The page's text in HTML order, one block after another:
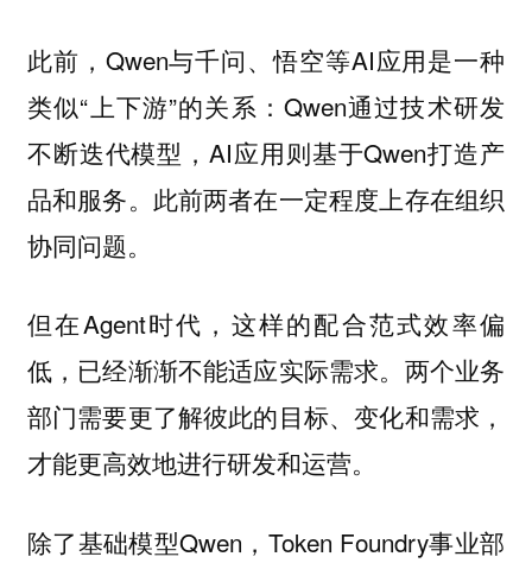
此前，Qwen与千问、悟空等AI应用是一种
类似“上下游”的关系：Qwen通过技术研发
不断迭代模型，AI应用则基于Qwen打造产
品和服务。此前两者在一定程度上存在组织
协同问题。
但在Agent时代，这样的配合范式效率偏
低，已经渐渐不能适应实际需求。两个业务
部门需要更了解彼此的目标、变化和需求，
才能更高效地进行研发和运营。
除了基础模型Qwen，Token Foundry事业部